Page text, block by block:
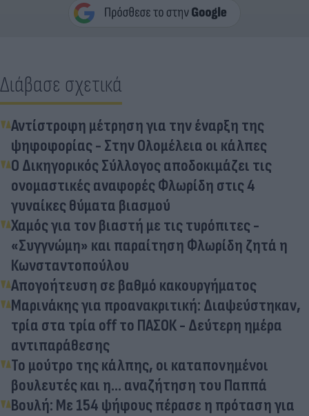
Διάβασε σχετικά
Αντίστροφη μέτρηση για την έναρξη της
ψηφοφορίας - Στην Ολομέλεια οι κάλπες
Ο Δικηγορικός Σύλλογος αποδοκιμάζει τις
ονομαστικές αναφορές Φλωρίδη στις 4
γυναίκες θύματα βιασμού
Χαμός για τον βιαστή με τις τυρόπιτες -
«Συγγνώμη» και παραίτηση Φλωρίδη ζητά η
Κωνσταντοπούλου
Απογοήτευση σε βαθμό κακουργήματος
Μαρινάκης για προανακριτική: Διαψεύστηκαν,
τρία στα τρία off το ΠΑΣΟΚ - Δεύτερη ημέρα
αντιπαράθεσης
Το μούτρο της κάλπης, οι καταπονημένοι
βουλευτές και η… αναζήτηση του Παππά
Βουλή: Με 154 ψήφους πέρασε η πρόταση για